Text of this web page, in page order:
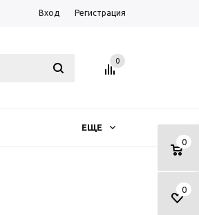
Вход Регистрация
0
0
0
ЕЩЕ